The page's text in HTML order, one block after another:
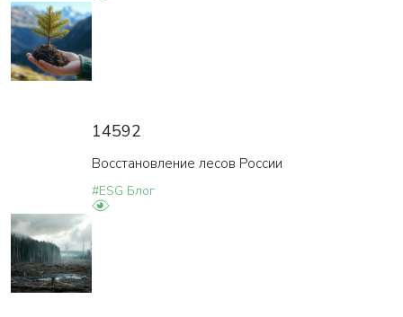
14592
Восстановление лесов России
#ESG Блог